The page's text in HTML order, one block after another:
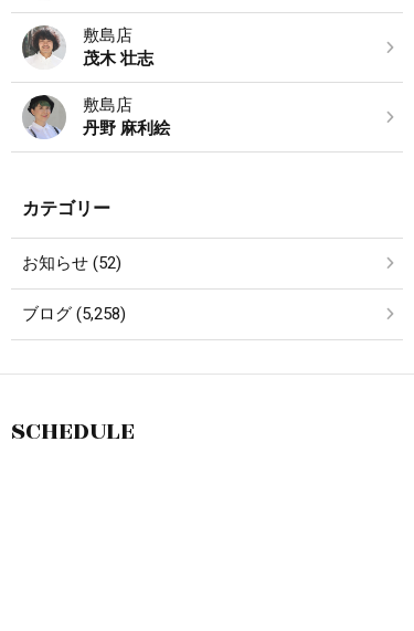
敷島店
茂木 壮志
敷島店
丹野 麻利絵
カテゴリー
お知らせ (52)
ブログ (5,258)
SCHEDULE